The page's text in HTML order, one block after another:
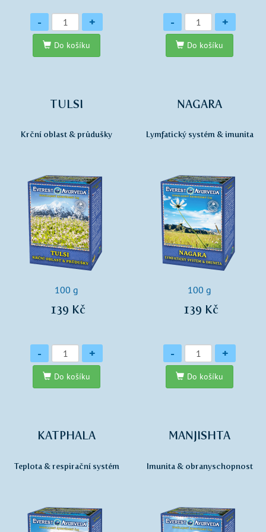
Množství
- +
Do košíku
Množství
- +
Do košíku
TULSI
Krční oblast & průdušky
100 g
139 Kč
Množství
- +
Do košíku
NAGARA
Lymfatický systém & imunita
100 g
139 Kč
Množství
- +
Do košíku
KATPHALA
Teplota & respirační systém
MANJISHTA
Imunita & obranyschopnost